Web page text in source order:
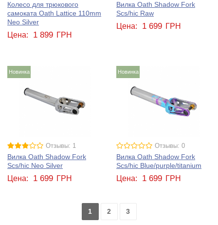
Колесо для трюкового
самоката Oath Lattice 110mm
Neo Silver
Цена: 1 899 ГРН
Вилка Oath Shadow Fork
Scs/hic Raw
Цена: 1 699 ГРН
Новинка
Отзывы: 1
Вилка Oath Shadow Fork
Scs/hic Neo Silver
Цена: 1 699 ГРН
Новинка
Отзывы: 0
Вилка Oath Shadow Fork
Scs/hic Blue/purple/titanium
Цена: 1 699 ГРН
1 2 3